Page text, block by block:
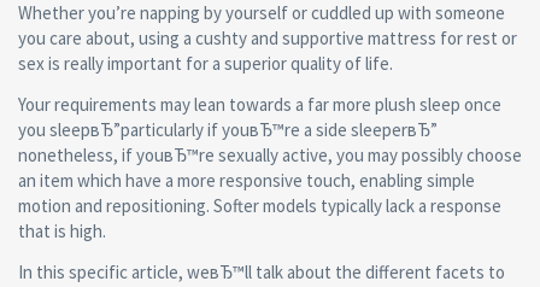
Whether you’re napping by yourself or cuddled up with someone
you care about, using a cushty and supportive mattress for rest or
sex is really important for a superior quality of life.
Your requirements may lean towards a far more plush sleep once
you sleepвЂ”particularly if youвЂ™re a side sleeperвЂ”
nonetheless, if youвЂ™re sexually active, you may possibly choose
an item which have a more responsive touch, enabling simple
motion and repositioning. Softer models typically lack a response
that is high.
In this specific article, weвЂ™ll talk about the different facets to